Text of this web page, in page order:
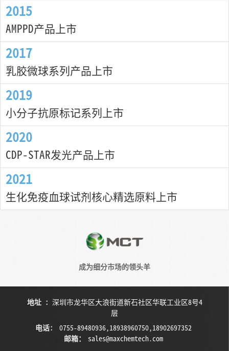
2015
AMPPD产品上市
2017
乳胶微球系列产品上市
2019
小分子抗原标记系列上市
2020
CDP-STAR发光产品上市
2021
生化免疫血球试剂核心精选原料上市
成为细分市场的领头羊
地址: 深圳市龙华区大浪街道新石社区华联工业区8号4
层
电话:
0755-89480936,18938960750,18902697352
邮箱：
sales@maxchemtech.com